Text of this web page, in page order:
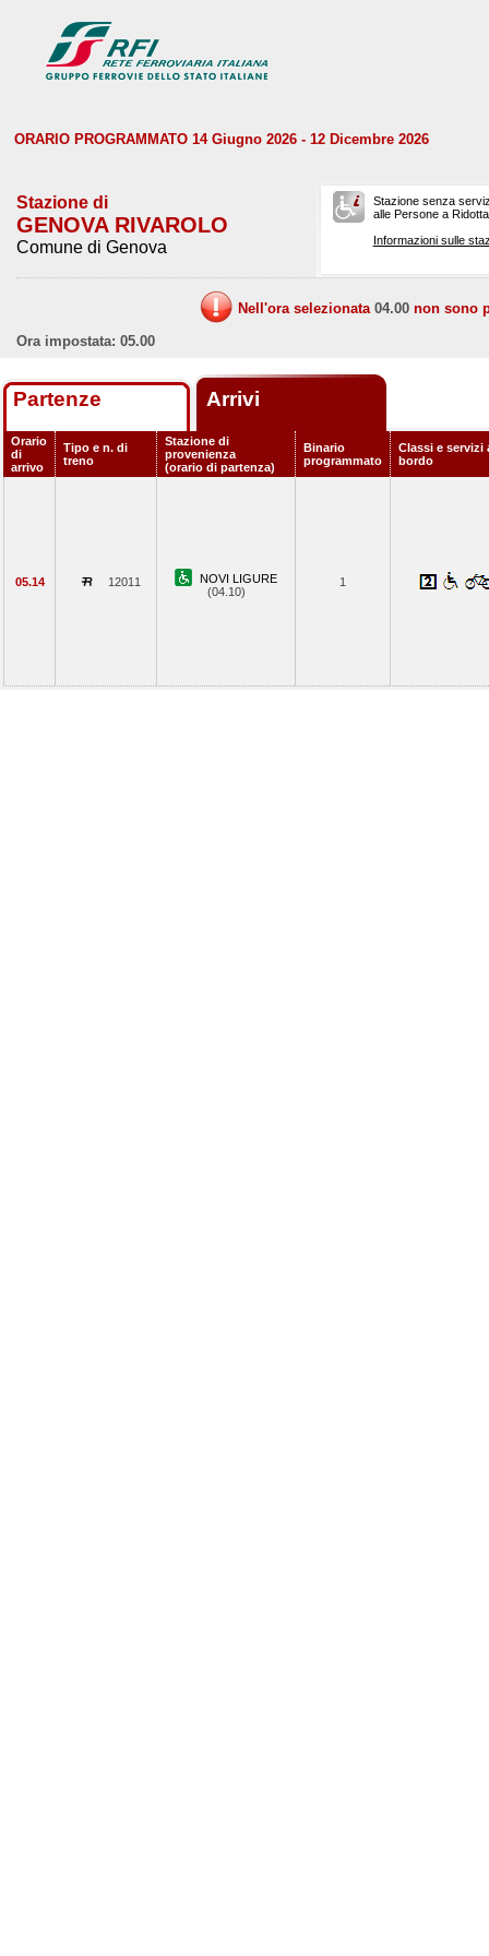
ORARIO PROGRAMMATO 14 Giugno 2026 - 12 Dicembre 2026
Stazione di
GENOVA RIVAROLO
Comune di Genova
Stazione senza
alle Persone a
Informazioni sulle
Nell'ora selezionata 04.00 non sono
Ora impostata: 05.00
Partenze Arrivi
Orario
di
arrivo
Tipo e n. di
treno
Stazione di
provenienza
(orario di partenza)
Binario
programmato
Classi e servizi
bordo
05.14 12011
NOVI LIGURE
(04.10)
1